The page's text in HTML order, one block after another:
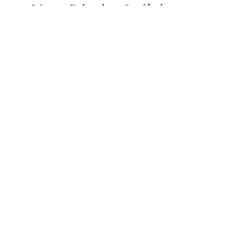
Moita, Palmela e Setúbal.